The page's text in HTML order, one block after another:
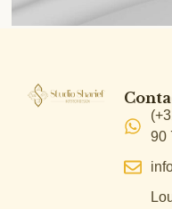
90